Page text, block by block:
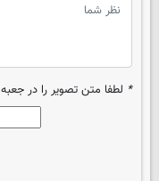
* لطفا متن تصویر را در